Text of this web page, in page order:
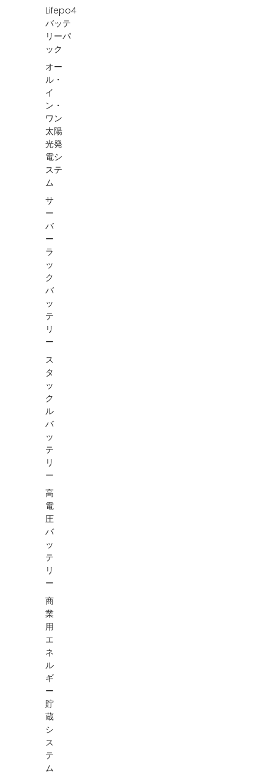
Lifepo4
バッテ
リーパ
ック
オー
ル・
イ
ン・
ワン
太陽
光発
電シ
ステ
ム
サ
ー
バ
ー
ラ
ッ
ク
バ
ッ
テ
リ
ー
ス
タ
ッ
ク
ル
バ
ッ
テ
リ
ー
高
電
圧
バ
ッ
テ
リ
ー
商
業
用
エ
ネ
ル
ギ
ー
貯
蔵
シ
ス
テ
ム